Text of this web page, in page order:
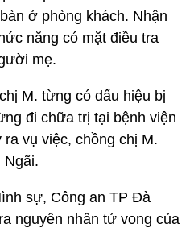
ở phòng khách. Nhận
năng có mặt điều tra
mẹ.
M. từng có dấu hiệu bị
đi chữa trị tại bệnh viện
vụ việc, chồng chị M.
Ngãi.
sự, Công an TP Đà
nguyên nhân tử vong của